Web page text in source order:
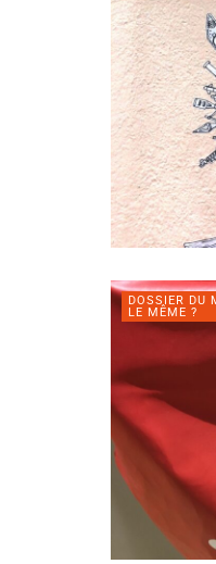
DOSSIER DU
LE MÊME ?